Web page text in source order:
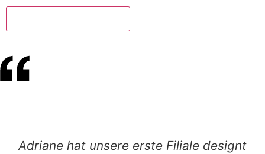
Adriane hat unsere erste Filiale designt